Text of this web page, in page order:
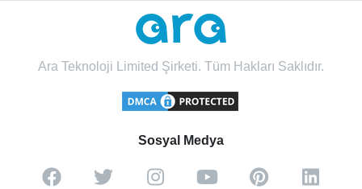
Ara Teknoloji Limited Şirketi. Tüm Hakları Saklıdır.
Sosyal Medya